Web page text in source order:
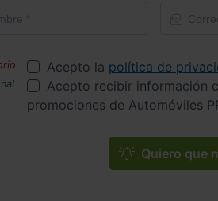
Acepto la política de
Acepto recibir información
promociones de Automóviles
Quiero que